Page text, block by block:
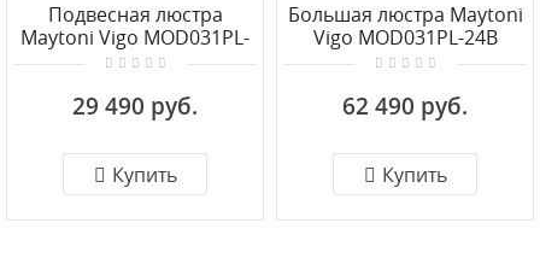
Подвесная люстра
Maytoni Vigo MOD031PL-
12B
29 490 руб.
Купить
Большая люстра Maytoni
Vigo MOD031PL-24B
62 490 руб.
Купить